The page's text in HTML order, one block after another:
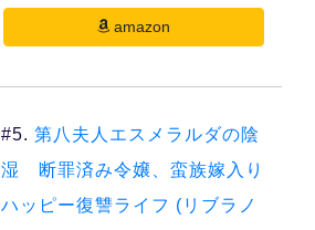
amazon
#5.第八夫人エスメラルダの陰
湿 断罪済み令嬢、蛮族嫁入り
ハッピー復讐ライフ (リブラノ